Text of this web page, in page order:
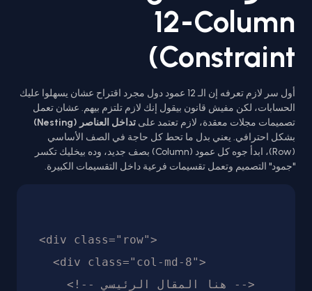
12-Column
Constraint)
أول سر لازم تعرفه إن الـ 12 عمود دول مجرد اقتراح عشان يسهلوا عليك
الحسابات، لكن مفيش قانون بيقول إنك لازم تلتزم بيهم. عشان تعمل
تصميمات مجلات معقدة، لازم تعتمد على تداخل العناصر (Nesting)
بشكل احترافي. يعني بدل ما تحط كل حاجة في الصف الأساسي
(Row)، ابدأ جوه كل عمود (Column) بصف جديد، وده بيخليك تكسر
"جمود" التصميم وتعمل تقسيمات فرعية داخل التقسيمات الكبيرة.
<div class="row">